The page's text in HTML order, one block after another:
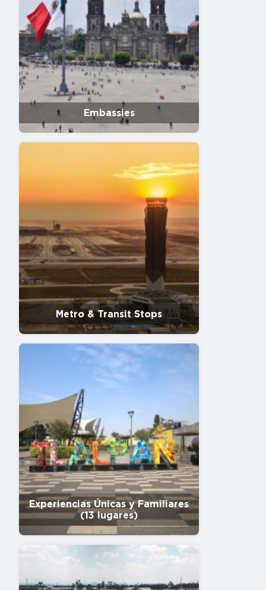
Embassies
Metro & Transit Stops
Experiencias Únicas y Familiares
(13 lugares)